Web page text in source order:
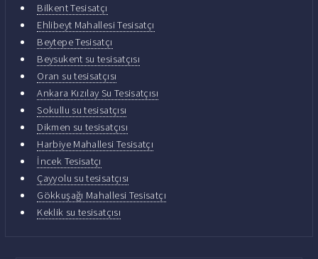
Bilkent Tesisatçı
Ehlibeyt Mahallesi Tesisatçı
Beytepe Tesisatçı
Beysukent su tesisatçısı
Oran su tesisatçısı
Ankara Kızılay Su Tesisatçısı
Sokullu su tesisatçısı
Dikmen su tesisatçısı
Harbiye Mahallesi Tesisatçı
İncek Tesisatçı
Çayyolu su tesisatçısı
Gökkuşağı Mahallesi Tesisatçı
Keklik su tesisatçısı